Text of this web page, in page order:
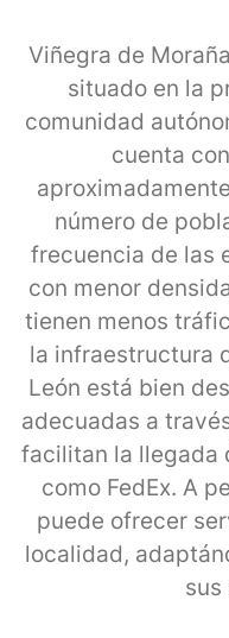
Viñegra de
situado en la
comunidad
cuenta
número de
frecuencia de las
con menor
tienen menos
la infraestructura
León está bien
adecuadas a
facilitan la llegada
como FedEx. A
puede ofrecer
localidad,
sus